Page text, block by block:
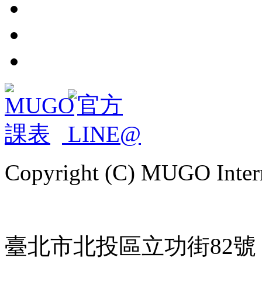
Copyright (C) MUGO
臺北市北投區立功街82